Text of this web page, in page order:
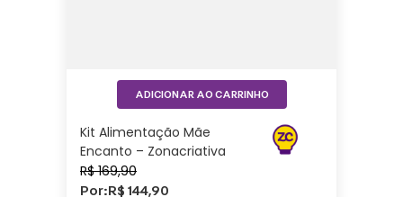
Kit Alimentação Mãe
Encanto – Zonacriativa
R$ 169,90
Por:R$ 144,90
ADICIONAR AO CARRINHO